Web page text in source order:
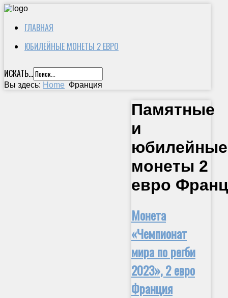
ГЛАВНАЯ
ЮБИЛЕЙНЫЕ МОНЕТЫ 2 ЕВРО
ИСКАТЬ...
Вы здесь: Home Франция
Памятные
и
юбилейные
монеты 2
евро
Монета
«Чемпионат
мира по регби
2023», 2 евро
Франция